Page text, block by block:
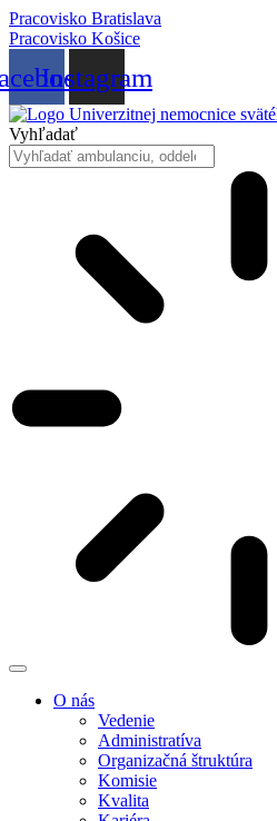
Preskočiť
na
Pracovisko Bratislava
Pracovisko Košice
Instagram
Vyhľadať
O nás
Vedenie
Administratíva
Organizačná štruktúra
Komisie
Kvalita